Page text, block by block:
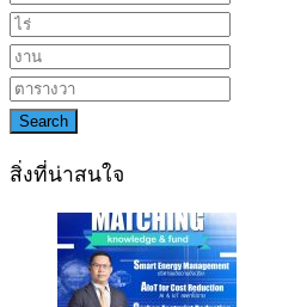
Search
สิ่งที่น่าสนใจ